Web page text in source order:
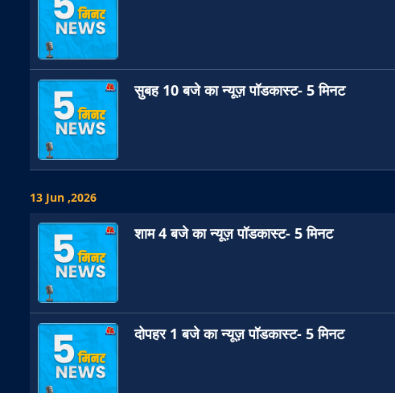
सुबह 10 बजे का न्यूज़ पॉडकास्ट- 5 मिनट
13 Jun ,2026
शाम 4 बजे का न्यूज़ पॉडकास्ट- 5 मिनट
दोपहर 1 बजे का न्यूज़ पॉडकास्ट- 5 मिनट